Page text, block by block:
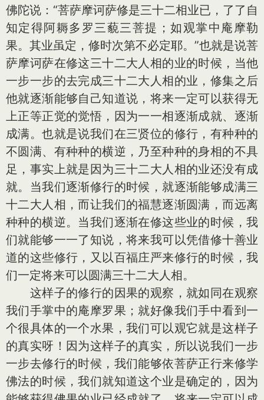
佛陀说：“菩萨摩诃萨修是三十二相业已，了了自
知定得阿耨多罗三藐三菩提；如观掌中庵摩勒
果。其业虽定，修时次第不必定耶。”也就是说菩
萨摩诃萨在修这三十二大人相的业的时候，当他
一步一步的去完成三十二大人相的业，修集之后
他就逐渐能够自己知道说，将来一定可以获得无
上正等正觉的觉悟，因为一一相逐渐成就、逐渐
成满。也就是说我们在三贤位的修行，有种种的
不圆满、有种种的横逆，乃至种种的身相的不具
足，事实上就是因为三十二大人相的业还没有成
就。当我们逐渐修行的时候，就逐渐能够成满三
十二大人相，而让我们的福慧逐渐圆满，而远离
种种的横逆。当我们逐渐在修这些业的时候，我
们就能够一一了知说，将来我可以凭借修十善业
道的这些修行，又以百福庄严来修行的时候，我
们一定将来可以圆满三十二大人相。
这样子的修行的因果的观察，就如同在观察
我们手掌中的庵摩罗果；就好像我们手中看到一
个很具体的一个水果，我们可以观它就是这样子
的真实呀！因为这样子的真实，所以说我们一步
一步去修行的时候，我们能够依菩萨正行来修学
佛法的时候，我们就知道这个业是确定的，因为